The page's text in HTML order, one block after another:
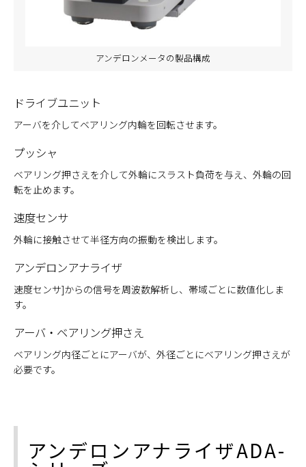
アンデロンメータの製品構成
ドライブユニット
アーバを介してベアリング内輪を回転させます。
プッシャ
ベアリング押さえを介して外輪にスラスト負荷を与え、外輪の回
転を止めます。
速度センサ
外輪に接触させて半径方向の振動を検出します。
アンデロンアナライザ
速度センサ]からの信号を周波数解析し、帯域ごとに数値化しま
す。
アーバ・ベアリング押さえ
ベアリング内径ごとにアーバが、外径ごとにベアリング押さえが
必要です。
アンデロンアナライザADA-